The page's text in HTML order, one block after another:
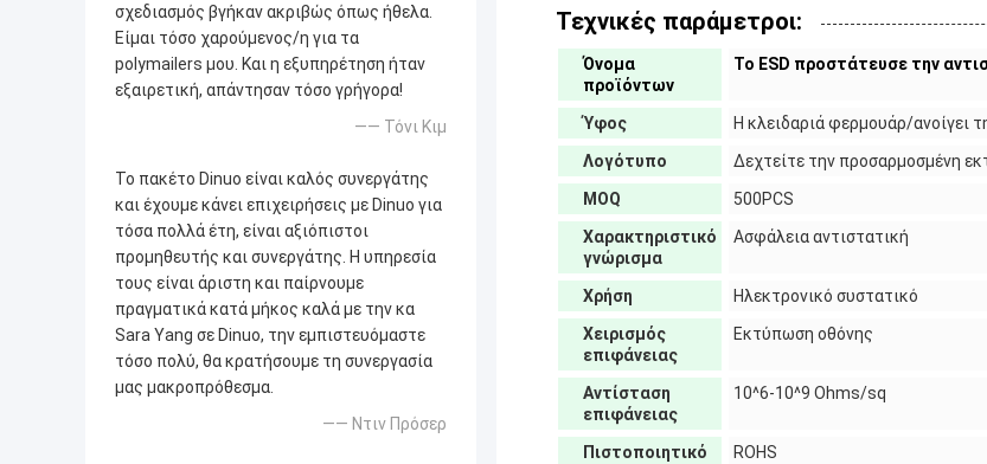
σχεδιασμός βγήκαν ακριβώς όπως ήθελα.
Είμαι τόσο χαρούμενος/η για τα
polymailers μου. Και η εξυπηρέτηση ήταν
εξαιρετική, απάντησαν τόσο γρήγορα!
—— Τόνι Κιμ
Το πακέτο Dinuo είναι καλός συνεργάτης
και έχουμε κάνει επιχειρήσεις με Dinuo για
τόσα πολλά έτη, είναι αξιόπιστοι
προμηθευτής και συνεργάτης. Η υπηρεσία
τους είναι άριστη και παίρνουμε
πραγματικά κατά μήκος καλά με την κα
Sara Yang σε Dinuo, την εμπιστευόμαστε
τόσο πολύ, θα κρατήσουμε τη συνεργασία
μας μακροπρόθεσμα.
—— Ντιν Πρόσερ
Τεχνικές παράμετροι:
Όνομα
προϊόντων
Το ESD προστάτευσε την
Ύφος
Η κλειδαριά φερμουάρ/ανοίγει
Λογότυπο
Δεχτείτε την προσαρμοσμένη
MOQ
500PCS
Χαρακτηριστικό
γνώρισμα
Ασφάλεια αντιστατική
Χρήση
Ηλεκτρονικό συστατικό
Χειρισμός
επιφάνειας
Εκτύπωση οθόνης
Αντίσταση
επιφάνειας
10^6-10^9 Ohms/sq
Πιστοποιητικό
ROHS